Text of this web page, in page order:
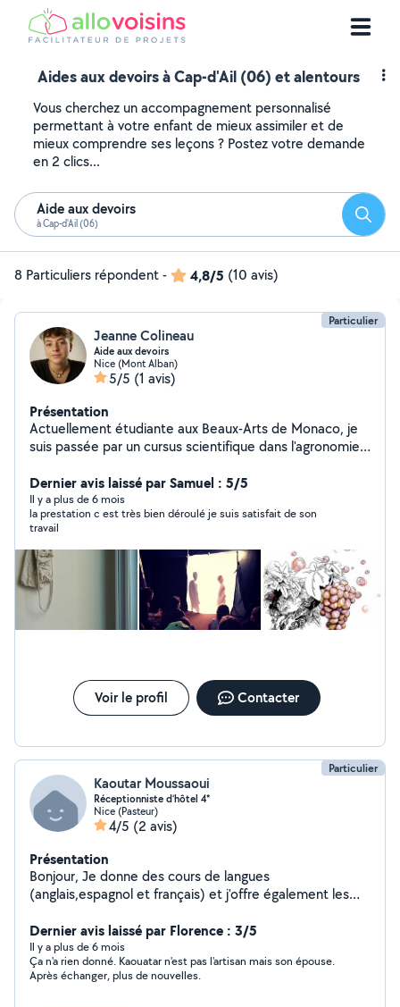
Aides aux devoirs à Cap-d'Ail (06) et alentours
Vous cherchez un accompagnement personnalisé
permettant à votre enfant de mieux assimiler et de
mieux comprendre ses leçons ? Postez votre demande
en 2 clics...
Aide aux devoirs
à Cap-d'Ail (06)
8 Particuliers répondent- 4,8/5 (10 avis)
Particulier
Jeanne Colineau
Aide aux devoirs
Nice (Mont Alban)
5/5 (1 avis)
Présentation
Actuellement étudiante aux Beaux-Arts de Monaco, je
suis passée par un cursus scientifique dans l'agronomie.
goût pour l'éducation et la transmission à ma passion:
l'art. J'ai un bac scientifique option maths et j'ai un bon
niveau en anglais grâce à mes voyages. Je peux donc
proposer mon aide pour les devoirs dans les matières
scientifiques, artistiques, philosophie, français et anglais.
Je suis dans la nécessité de trouver quelques revenus
pour poursuivre mes études, j'ai aussi l'habitude de faire
du babysitting et le ménage, si cela vous intéresse.
Dernier avis laissé par Samuel : 5/5
Il y a plus de 6 mois
la prestation c est très bien déroulé je suis satisfait de son
travail
Voir le profil Contacter
Particulier
Kaoutar Moussaoui
Réceptionniste d’hôtel 4*
Nice (Pasteur)
4/5 (2 avis)
Présentation
Bonjour, Je donne des cours de langues
(anglais,espagnol et français) et j'offre également les
mon temps libre. N'hésitez pas à me contacter en cas
de besoin, même urgents et de dernière minute :) !!!
Dernier avis laissé par Florence : 3/5
Il y a plus de 6 mois
Ça n'a rien donné. Kaouatar n'est pas l'artisan mais son épouse.
Après échanger, plus de nouvelles.